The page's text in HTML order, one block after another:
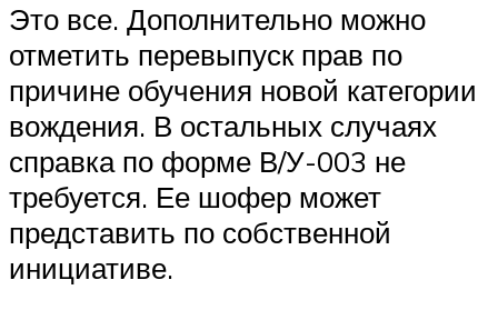
Это все. Дополнительно можно
отметить перевыпуск прав по
причине обучения новой категории
вождения. В остальных случаях
справка по форме В/У-003 не
требуется. Ее шофер может
представить по собственной
инициативе.